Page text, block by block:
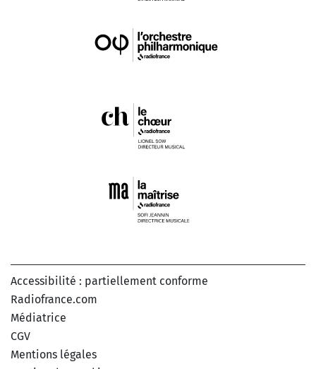
Accessibilité : partiellement conforme
Radiofrance.com
Médiatrice
CGV
Mentions légales